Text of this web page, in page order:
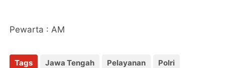
Pewarta : AM
Tags Jawa Tengah Pelayanan
Polri